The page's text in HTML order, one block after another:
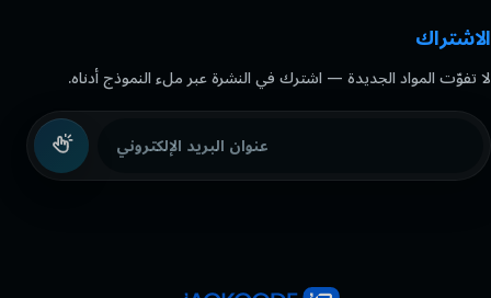
الاشتراك
لا تفوّت المواد الجديدة — اشترك في النشرة عبر ملء النموذج أدناه.